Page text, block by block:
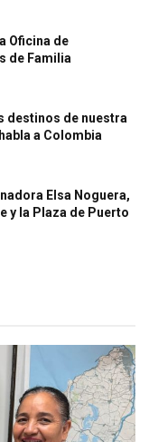
Oficina de
de Familia
destinos de nuestra
a Colombia
Elsa Noguera,
y la Plaza de Puerto